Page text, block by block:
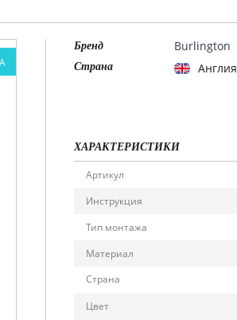
Бренд Burlington
Страна Англия
ХАРАКТЕРИСТИКИ
Артикул
Инструкция
Тип монтажа
Материал
Страна
Цвет